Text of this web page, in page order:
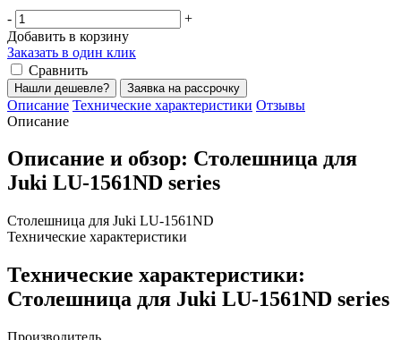
-
+
Добавить в корзину
Заказать в один клик
Сравнить
Нашли дешевле? Заявка на рассрочку
Описание Технические характеристики Отзывы
Описание
Описание и обзор: Столешница для
Juki LU-1561ND series
Столешница для Juki LU-1561ND
Технические характеристики
Технические характеристики:
Столешница для Juki LU-1561ND series